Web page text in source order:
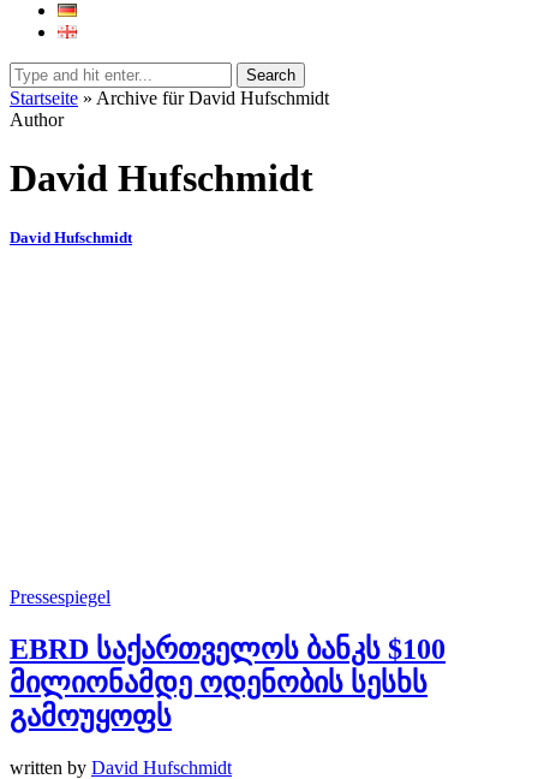
Search
Startseite » Archive für David Hufschmidt
Author
David Hufschmidt
David Hufschmidt
Pressespiegel
EBRD საქართველოს ბანკს $100
მილიონამდე ოდენობის სესხს
გამოუყოფს
written by David Hufschmidt